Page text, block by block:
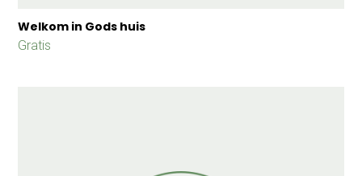
Welkom in Gods huis
Gratis